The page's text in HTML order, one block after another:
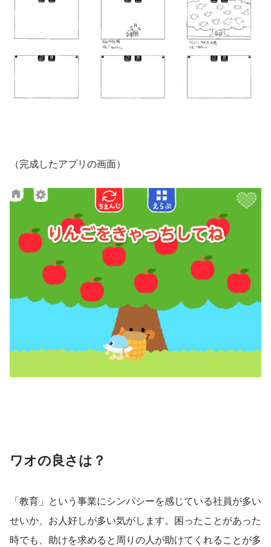
（完成したアプリの画面）
ワオの良さは？
「教育」という事業にシンパシーを感じている社員が多い
せいか、お人好しが多い気がします。困ったことがあった
時でも、助けを求めると周りの人が助けてくれることが多